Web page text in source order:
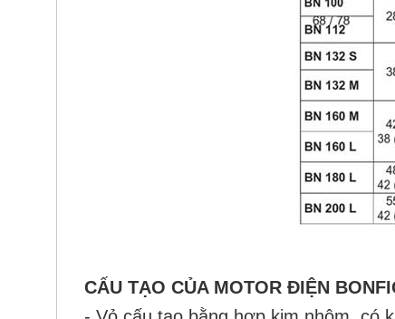
CẤU TẠO CỦA MOTOR ĐIỆN